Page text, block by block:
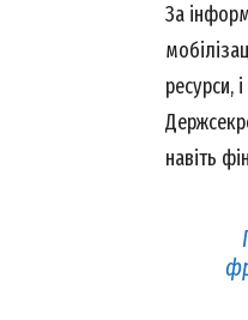
За
ресурси,
навіть